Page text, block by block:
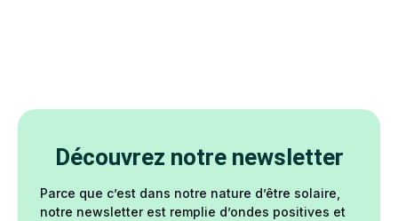
Découvrez notre newsletter
Parce que c’est dans notre nature d’être solaire,
notre newsletter est remplie d’ondes positives et